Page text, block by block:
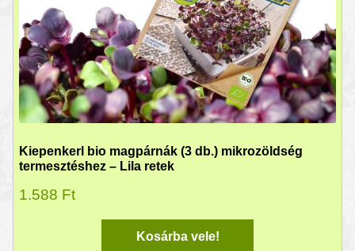
Kiepenkerl bio magpárnák (3 db.) mikrozöldség
termesztéshez – Lila retek
1.588 Ft
Kosárba vele!